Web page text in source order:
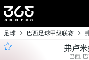
足球 巴西足球甲级联赛
弗卢
巴西,